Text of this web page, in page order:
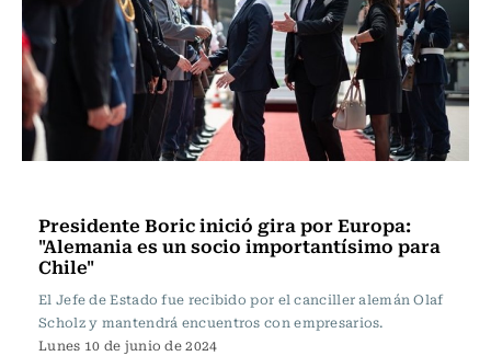
Presidente Boric inició gira por Europa:
"Alemania es un socio importantísimo para
Chile"
El Jefe de Estado fue recibido por el canciller alemán Olaf
Scholz y mantendrá encuentros con empresarios.
Lunes 10 de junio de 2024